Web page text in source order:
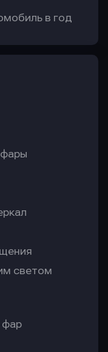
в год
светом
фар